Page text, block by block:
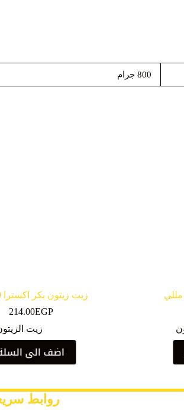
800 جرام
زيت زيتون بكر اكسترا 250مل
214.00EGP
زيت
اضف الى
روابط